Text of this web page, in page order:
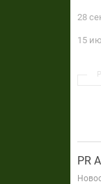
28
15
PR